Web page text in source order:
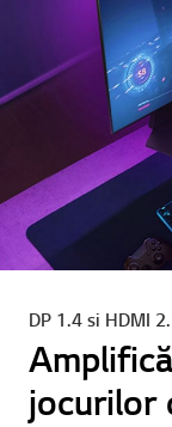
DP 1.4 si HDMI
jocurilor